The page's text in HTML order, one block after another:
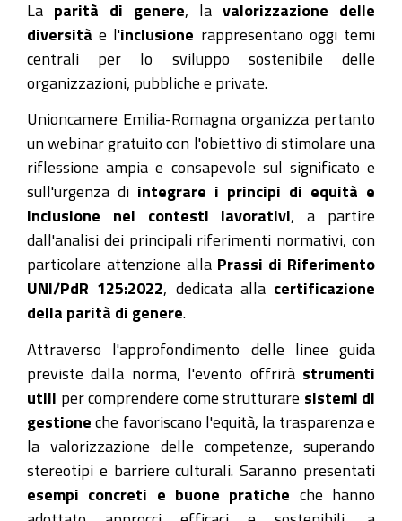
e-
linclusione
parità
di
genere,
la
valorizzazione
delle
diversità
e
l'inclusione
2025-
07-
01T10:00:00+02:00
2025-
07-
01T12:30:00+02:00
Webinar
gratuito
La parità di genere , la valorizzazione delle
diversità e l'inclusione rappresentano oggi temi
centrali per lo sviluppo sostenibile delle
organizzazioni, pubbliche e private.
Unioncamere Emilia-Romagna organizza pertanto
un webinar gratuito con l'obiettivo di stimolare una
riflessione ampia e consapevole sul significato e
sull'urgenza di integrare i principi di equità e
inclusione nei contesti lavorativi , a partire
dall'analisi dei principali riferimenti normativi, con
particolare attenzione alla Prassi di Riferimento
UNI/PdR 125:2022 , dedicata alla certificazione
della parità di genere
Attraverso l'approfondimento delle linee guida
previste dalla norma, l'evento offrirà strumenti
utili per comprendere come strutturare sistemi di
gestione che favoriscano l'equità, la trasparenza e
la valorizzazione delle competenze, superando
stereotipi e barriere culturali. Saranno presentati
esempi concreti e buone pratiche che hanno